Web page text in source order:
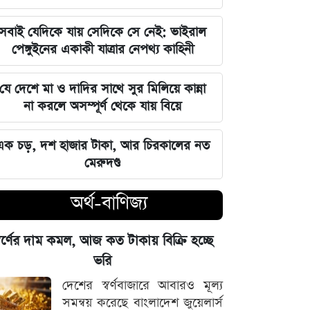
এমপি
ঘরে বসেই যেভাবে জানবেন এসএসসির
ফলাফল, ১০ আগস্ট প্রকাশের ঘোষণা
মার্কিন ইমিগ্রেশন সার্ভিস বিভাগে বড়
পরিবর্তন, প্রবাসীদের জন্য জরুরি বার্তা
২০২৩ সালের ইসরায়েলি হামলার ক্ষত:
আড়াই বছর পর উদ্ধার ৪০ শিশুর
দেহাবশেষ
জুলাই শহীদদের কবর বাঁধানোর বরাদ্দও
মেরে খেয়েছে অন্তর্বর্তী সরকার: ইশরাক
হোসেন
শেয়ারবাজারে আর্থিক কেলেঙ্কারির তদন্তের
যেদিকে যায় সেদিকে সে নেই: ভাইরাল
পেঙ্গুইনের একাকী যাত্রার নেপথ্য কাহিনী
যে দেশে মা ও দাদির সাথে সুর মিলিয়ে কান্না
না করলে অসম্পূর্ণ থেকে যায় বিয়ে
চড়, দশ হাজার টাকা, আর চিরকালের নত
মেরুদণ্ড
অর্থ-বাণিজ্য
দাম কমল, আজ কত টাকায় বিক্রি হচ্ছে
ভরি
দেশের স্বর্ণবাজারে আবারও মূল্য
সমন্বয় করেছে বাংলাদেশ জুয়েলার্স